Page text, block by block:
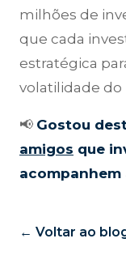
milhões de
que cada
estratégica
volatilidade do
📢 Gostou
amigos que
acompanhem
← Voltar ao